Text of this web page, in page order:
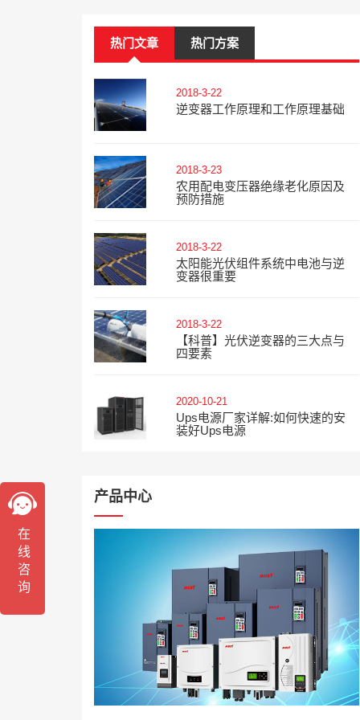
热门文章 热门方案
2018-3-22
逆变器工作原理和工作原理基础
2018-3-23
农用配电变压器绝缘老化原因及
预防措施
2018-3-22
太阳能光伏组件系统中电池与逆
变器很重要
2018-3-22
【科普】光伏逆变器的三大点与
四要素
2020-10-21
Ups电源厂家详解:如何快速的安
装好ups电源
产品中心
在线咨询